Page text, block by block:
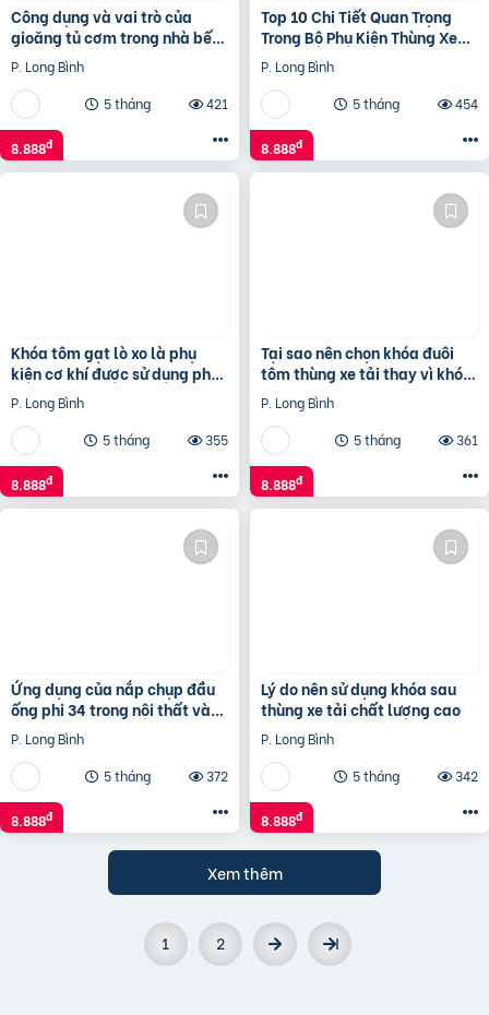
Công dụng và vai trò của
gioăng tủ cơm trong nhà bếp
công nghiệp
P. Long Bình
5 tháng
421
8.888đ
Top 10 Chi Tiết Quan Trọng
Trong Bộ Phụ Kiện Thùng Xe
Tải
P. Long Bình
5 tháng
454
8.888đ
Khóa tôm gạt lò xo là phụ
kiện cơ khí được sử dụng phổ
biến trong ngành vận tải, đặc
biệt trên các l
P. Long Bình
5 tháng
355
8.888đ
Tại sao nên chọn khóa đuôi
tôm thùng xe tải thay vì khóa
thường?
P. Long Bình
5 tháng
361
8.888đ
Ứng dụng của nắp chụp đầu
ống phi 34 trong nội thất và
công trình
P. Long Bình
5 tháng
372
8.888đ
Lý do nên sử dụng khóa sau
thùng xe tải chất lượng cao
P. Long Bình
5 tháng
342
8.888đ
Xem thêm
1 2